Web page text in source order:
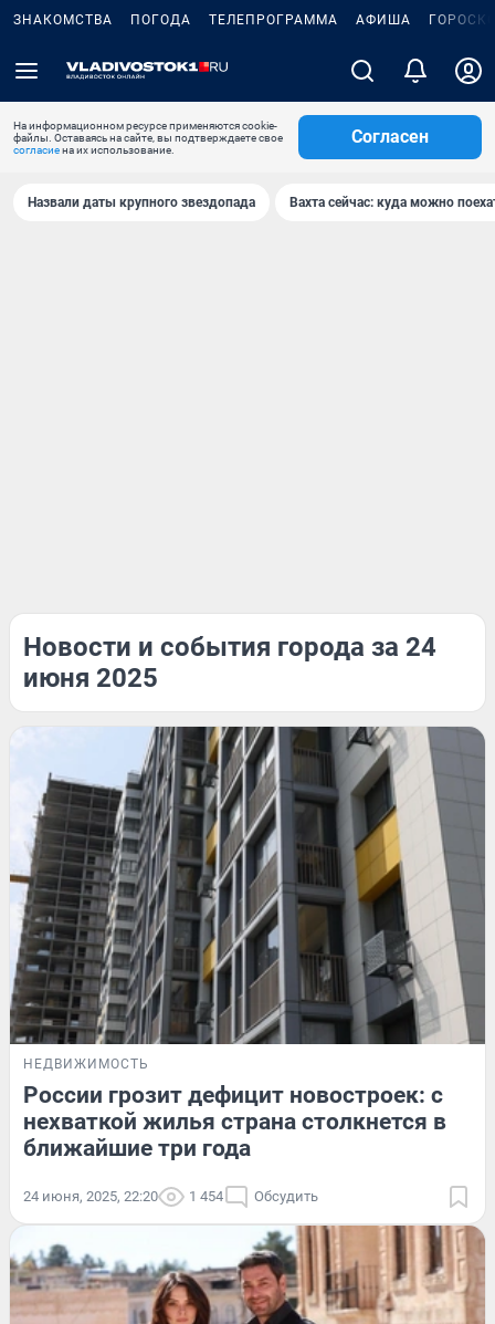
ЗНАКОМСТВА ПОГОДА ТЕЛЕПРОГРАММА АФИША
На информационном ресурсе применяются cookie-
файлы. Оставаясь на сайте, вы подтверждаете свое
согласиена их использование.
Согласен
Назвали даты крупного звездопада Вахта сейчас: куда можно
Новости и события города за 24
июня 2025
НЕДВИЖИМОСТЬ
России грозит дефицит новостроек: с
нехваткой жилья страна столкнется в
ближайшие три года
24 июня, 2025, 22:20 1 454 Обсудить